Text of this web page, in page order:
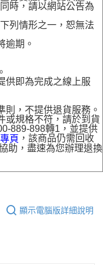
時，請以網站公告為
列情形之一，恕無法
逾期。
供即為完成之線上服
則，不提供退貨服務。
或規格不符，請於到貨
889-898轉1，並提供
頁 ，該商品仍需回收
助，盡速為您辦理退換
顯示電腦版詳細說明